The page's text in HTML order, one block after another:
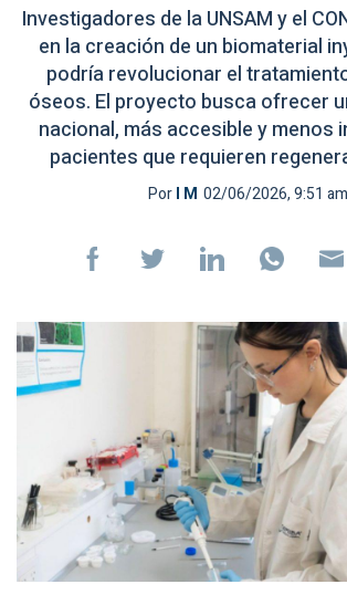
Investigadores de la UNSAM y el
en la creación de un biomaterial
podría revolucionar el
óseos. El proyecto busca ofrecer
nacional, más accesible y menos
pacientes que requieren
PorI M 02/06/2026, 9:51 am